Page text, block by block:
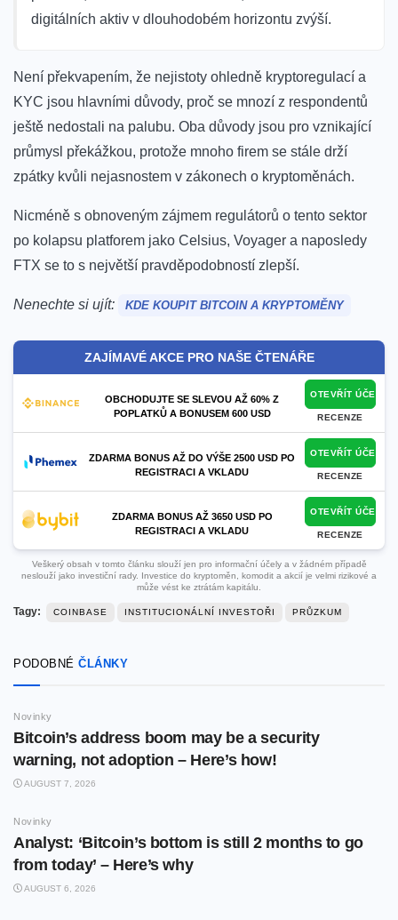
digitálních aktiv v dlouhodobém horizontu zvýší.
Není překvapením, že nejistoty ohledně kryptoregulací a
KYC jsou hlavními důvody, proč se mnozí z respondentů
ještě nedostali na palubu. Oba důvody jsou pro vznikající
průmysl překážkou, protože mnoho firem se stále drží
zpátky kvůli nejasnostem v zákonech o kryptoměnách.
Nicméně s obnoveným zájmem regulátorů o tento sektor
po kolapsu platforem jako Celsius, Voyager a naposledy
FTX se to s největší pravděpodobností zlepší.
Nenechte si ujít: KDE KOUPIT BITCOIN A KRYPTOMĚNY
ZAJÍMAVÉ AKCE PRO NAŠE ČTENÁŘE
OBCHODUJTE SE SLEVOU AŽ 60% Z
POPLATKŮ A BONUSEM 600 USD
OTEVŘÍT ÚČET
RECENZE
ZDARMA BONUS AŽ DO VÝŠE 2500 USD PO
REGISTRACI A VKLADU
OTEVŘÍT ÚČET
RECENZE
ZDARMA BONUS AŽ 3650 USD PO
REGISTRACI A VKLADU
OTEVŘÍT ÚČET
RECENZE
Veškerý obsah v tomto článku slouží jen pro informační účely a v žádném případě
neslouží jako investiční rady. Investice do kryptoměn, komodit a akcií je velmi rizikové a
může vést ke ztrátám kapitálu.
Tagy: COINBASE INSTITUCIONÁLNÍ INVESTOŘI PRŮZKUM
PODOBNÉ ČLÁNKY
Novinky
Bitcoin’s address boom may be a security
warning, not adoption – Here’s how!
AUGUST 7, 2026
Novinky
Analyst: ‘Bitcoin’s bottom is still 2 months to go
from today’ – Here’s why
AUGUST 6, 2026